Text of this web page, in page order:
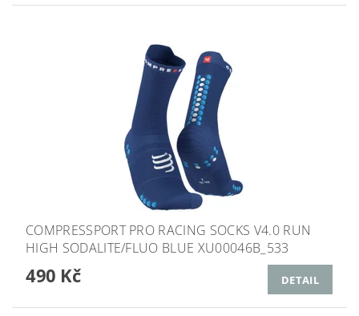
COMPRESSPORT PRO RACING SOCKS V4.0 RUN
HIGH SODALITE/FLUO BLUE XU00046B_533
490 Kč DETAIL